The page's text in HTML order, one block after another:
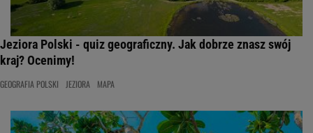
Jeziora Polski - quiz geograficzny. Jak dobrze znasz swój
kraj? Ocenimy!
GEOGRAFIA POLSKI JEZIORA MAPA